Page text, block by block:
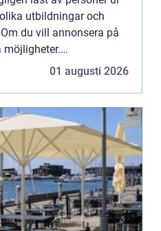
utbildningar och
du vill annonsera på
möjligheter.
ett av alternativen.
01 augusti 2026